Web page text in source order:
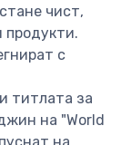
чист,
продукти.
с
титлата за
на "World